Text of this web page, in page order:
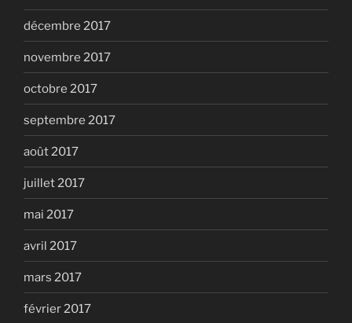
décembre 2017
novembre 2017
octobre 2017
septembre 2017
août 2017
juillet 2017
mai 2017
avril 2017
mars 2017
février 2017